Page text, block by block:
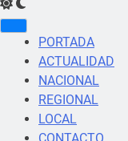
PORTADA
ACTUALIDAD
NACIONAL
REGIONAL
LOCAL